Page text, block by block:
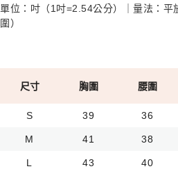
單位：吋（1吋=2.54公分）｜量法：平
圍）
尺寸 胸圍 腰圍
S 39 36
M 41 38
L 43 40